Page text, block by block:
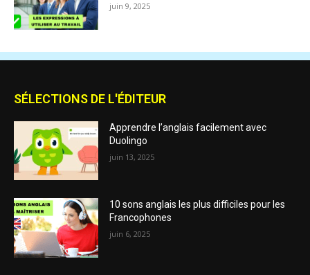
juin 9, 2025
SÉLECTIONS DE L'ÉDITEUR
Apprendre l’anglais facilement avec
Duolingo
juin 13, 2025
10 sons anglais les plus difficiles pour les
Francophones
juin 6, 2025